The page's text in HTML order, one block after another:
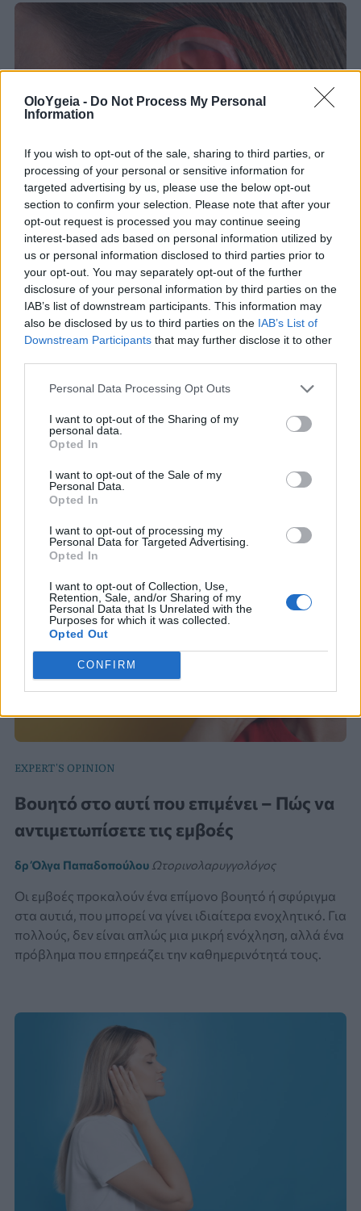
OloYgeia - Do Not Process My Personal
Information
If you wish to opt-out of the sale, sharing to third parties, or
processing of your personal or sensitive information for
targeted advertising by us, please use the below opt-out
section to confirm your selection. Please note that after your
opt-out request is processed you may continue seeing
interest-based ads based on personal information utilized by
us or personal information disclosed to third parties prior to
your opt-out. You may separately opt-out of the further
disclosure of your personal information by third parties on the
IAB’s list of downstream participants. This information may
also be disclosed by us to third parties on the IAB’s List of
Downstream Participants that may further disclose it to other
Personal Data Processing Opt Outs
I want to opt-out of the Sharing of my
personal data.
Opted In
I want to opt-out of the Sale of my
Personal Data.
Opted In
I want to opt-out of processing my
Personal Data for Targeted Advertising.
Opted In
I want to opt-out of Collection, Use,
Retention, Sale, and/or Sharing of my
Personal Data that Is Unrelated with the
Purposes for which it was collected.
Opted Out
CONFIRM
EXPERT'S OPINION
Εμβοές: Ποιοι κινδυνεύουν από βουητό
στα αυτιά – Τι να κάνετε για πρόληψη
και ανακούφιση
ενήλικες. Ποιοι κινδυνεύουν περισσότερο και τι
μπορείτε να κάνετε για πρόληψη και ανακούφιση των
EXPERT'S OPINION
Βουητό στο αυτί που επιμένει – Πώς να
αντιμετωπίσετε τις εμβοές
δρ Όλγα Παπαδοπούλου Ωτορινολαρυγγολόγος
Οι εμβοές προκαλούν ένα επίμονο βουητό ή σφύριγμα
στα αυτιά, που μπορεί να γίνει ιδιαίτερα ενοχλητικό. Για
πολλούς, δεν είναι απλώς μια μικρή ενόχληση, αλλά ένα
πρόβλημα που επηρεάζει την καθημερινότητά τους.